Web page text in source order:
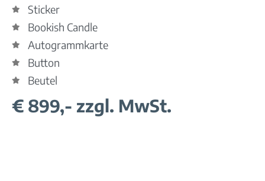
Sticker
Bookish Candle
Autogrammkarte
Button
Beutel
€ 899,- zzgl. MwSt.